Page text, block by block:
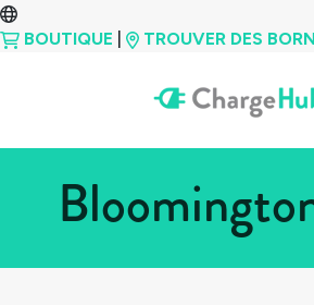
BOUTIQUE
TROUVER DES